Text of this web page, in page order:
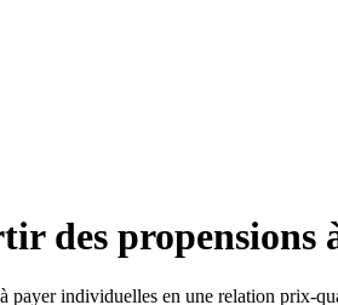
des propensions
payer individuelles en une relation prix-